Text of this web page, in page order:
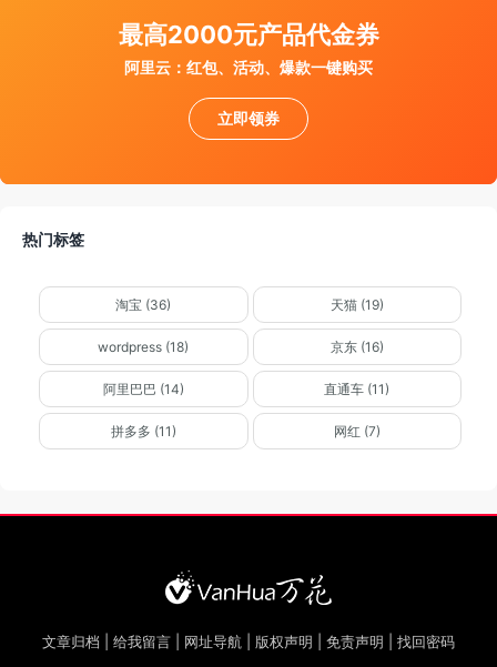
最高2000元产品代金券
阿里云：红包、活动、爆款一键购买
立即领券
热门标签
淘宝 (36) 天猫 (19)
wordpress (18) 京东 (16)
阿里巴巴 (14) 直通车 (11)
拼多多 (11) 网红 (7)
文章归档 给我留言 网址导航 版权声明 免责声明 找回密码